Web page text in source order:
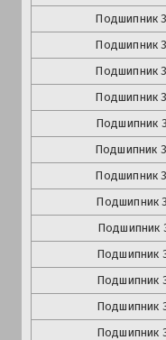
Подшипник
Подшипник
Подшипник
Подшипник
Подшипник
Подшипник
Подшипник
Подшипник
Подшипник
Подшипник
Подшипник
Подшипник
Подшипник